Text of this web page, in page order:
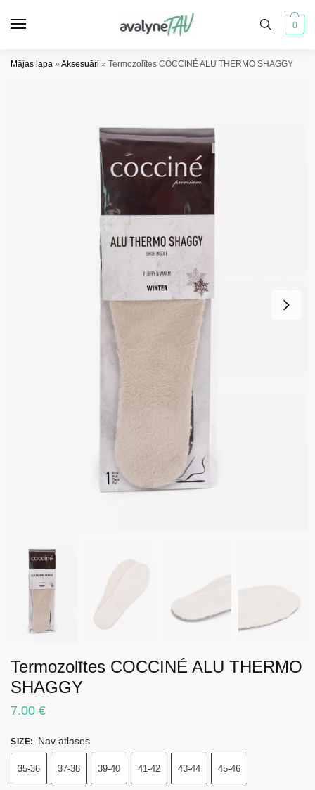
0
Mājas lapa » Aksesuāri » Termozolītes COCCINÉ ALU THERMO SHAGGY
Termozolītes COCCINÉ ALU THERMO
SHAGGY
7.00 €
SIZE: Nav atlases
35-36 37-38 39-40 41-42 43-44 45-46